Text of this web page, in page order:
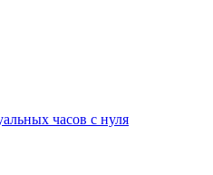
часов с нуля